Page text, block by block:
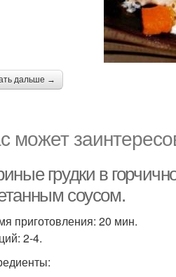
дальше →
может
грудки в
соусом.
приготовления: 20 мин.
2-4.